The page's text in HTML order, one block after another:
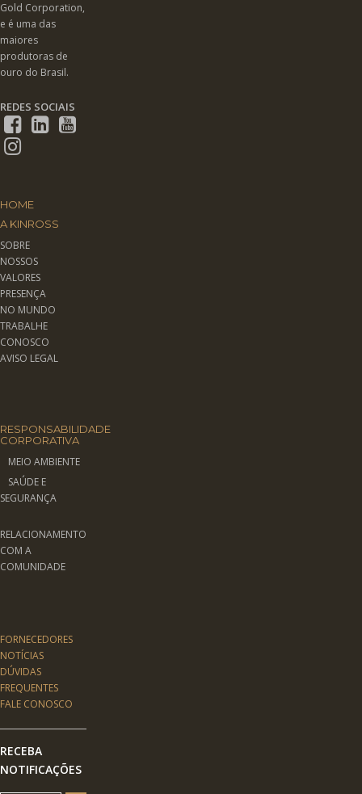
Gold Corporation,
e é uma das
maiores
produtoras de
ouro do Brasil.
REDES SOCIAIS
HOME
A KINROSS
SOBRE
NOSSOS
VALORES
PRESENÇA
NO MUNDO
TRABALHE
CONOSCO
AVISO LEGAL
RESPONSABILIDADE
CORPORATIVA
MEIO AMBIENTE
SAÚDE E
SEGURANÇA
RELACIONAMENTO
COM A
COMUNIDADE
FORNECEDORES
NOTÍCIAS
DÚVIDAS
FREQUENTES
FALE CONOSCO
RECEBA
NOTIFICAÇÕES